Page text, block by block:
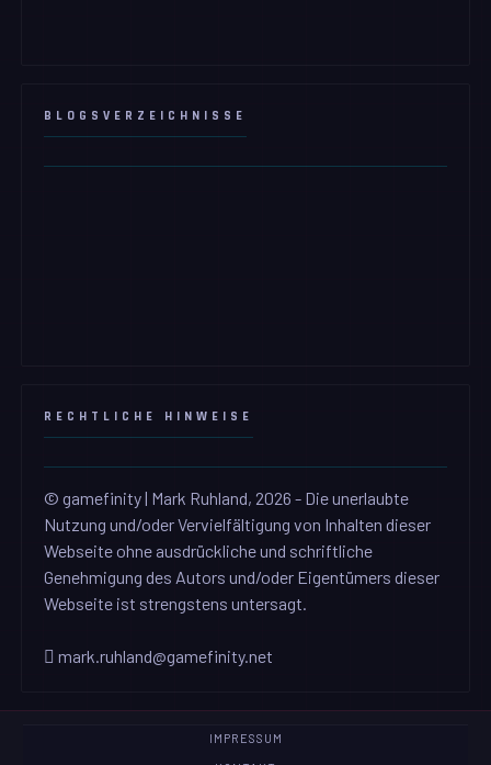
BLOGSVERZEICHNISSE
RECHTLICHE HINWEISE
© gamefinity | Mark Ruhland, 2026 - Die unerlaubte
Nutzung und/oder Vervielfältigung von Inhalten dieser
Webseite ohne ausdrückliche und schriftliche
Genehmigung des Autors und/oder Eigentümers dieser
Webseite ist strengstens untersagt.
mark.ruhland@gamefinity.net
IMPRESSUM